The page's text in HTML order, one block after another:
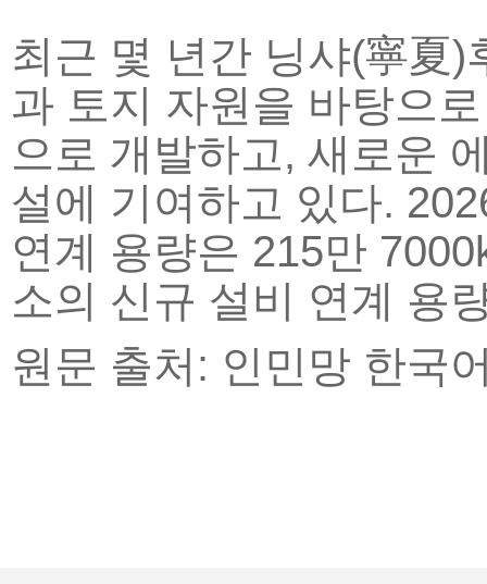
최근 몇 년간 닝샤(寧夏
과 토지 자원을 바탕으
으로 개발하고, 새로운
설에 기여하고 있다.
연계 용량은 215만
소의 신규 설비 연계 용
원문 출처: 인민망 한국